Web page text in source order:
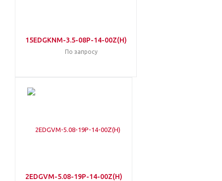
15EDGKNM-3.5-08P-14-00Z(H)
По запросу
2EDGVM-5.08-19P-14-00Z(H)